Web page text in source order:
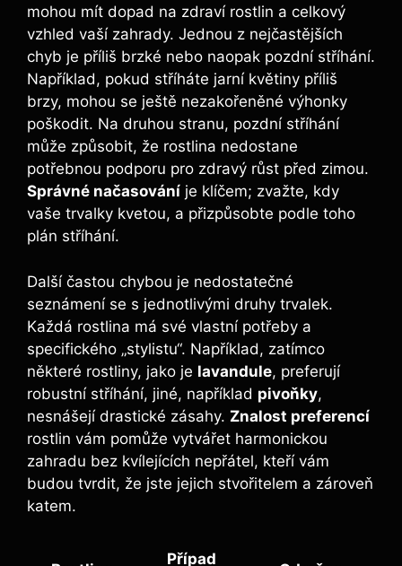
mohou mít dopad na zdraví rostlin a celkový
vzhled vaší zahrady. Jednou z nejčastějších
chyb je příliš brzké nebo naopak pozdní stříhání.
Například, pokud stříháte jarní květiny příliš
brzy, mohou se ještě nezakořeněné výhonky
poškodit. Na druhou stranu, pozdní stříhání
může způsobit, že rostlina nedostane
potřebnou podporu pro zdravý růst před zimou.
Správné načasování je klíčem; zvažte, kdy
vaše trvalky kvetou, a přizpůsobte podle toho
plán stříhání.
Další častou chybou je nedostatečné
seznámení se s jednotlivými druhy trvalek.
Každá rostlina má své vlastní potřeby a
specifického „stylistu“. Například, zatímco
některé rostliny, jako je lavandule, preferují
robustní stříhání, jiné, například pivoňky,
nesnášejí drastické zásahy. Znalost preferencí
rostlin vám pomůže vytvářet harmonickou
zahradu bez kvílejících nepřátel, kteří vám
budou tvrdit, že jste jejich stvořitelem a zároveň
katem.
Případ